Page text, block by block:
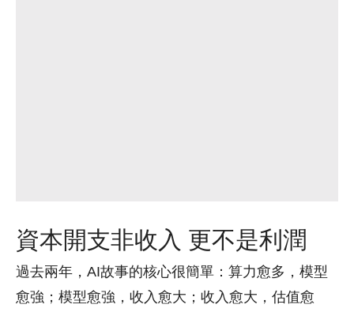
資本開支非收入 更不是利潤
過去兩年，AI故事的核心很簡單：算力愈多，模型
愈強；模型愈強，收入愈大；收入愈大，估值愈